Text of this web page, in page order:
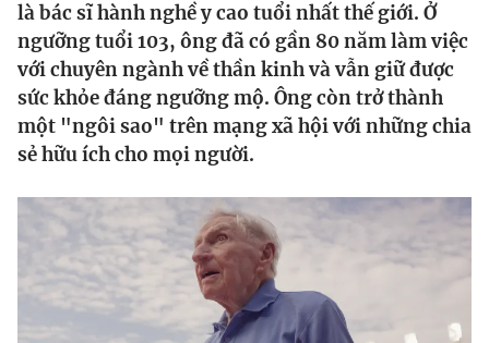
Thế giới
Tin tức
Thế giới đó đây
Câu chuyện quốc tế
Kinh tế
Tài chính
Góc doanh nghiệp
Dữ liệu và đời sống
Truyền hình
Phim VTV
Hậu trường
Giải trí
Điện ảnh
là bác sĩ hành nghề y cao tuổi nhất thế giới. Ở
ngưỡng tuổi 103, ông đã có gần 80 năm làm việc
với chuyên ngành về thần kinh và vẫn giữ được
sức khỏe đáng ngưỡng mộ. Ông còn trở thành
một "ngôi sao" trên mạng xã hội với những chia
sẻ hữu ích cho mọi người.